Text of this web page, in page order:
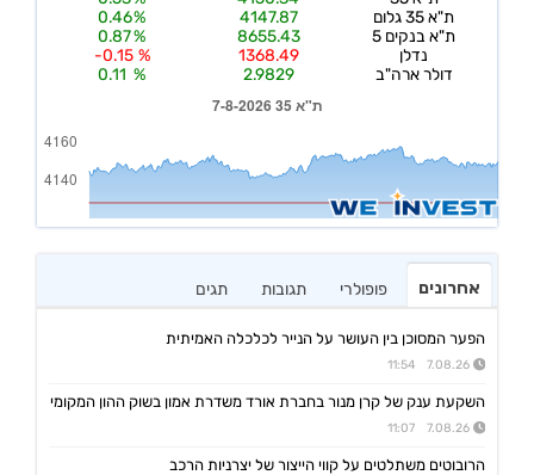
אחרונים פופולרי תגובות תגים
הפער המסוכן בין העושר על הנייר לכלכלה האמיתית
7.08.26 11:54
השקעת ענק של קרן מנור בחברת אורד משדרת אמון בשוק ההון המקומי
7.08.26 11:07
הרובוטים משתלטים על קווי הייצור של יצרניות הרכב